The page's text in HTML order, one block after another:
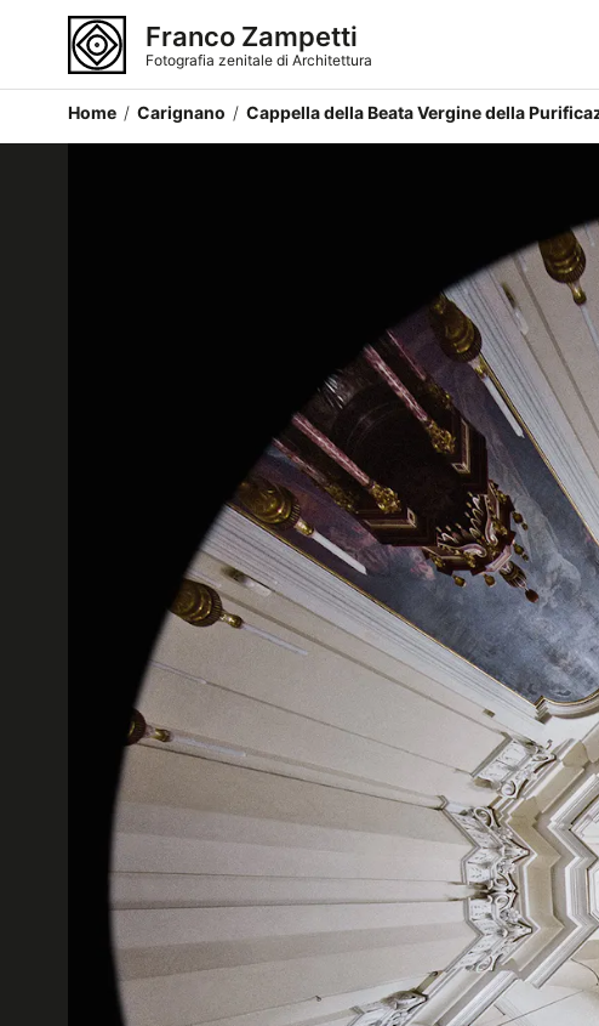
Franco Zampetti
Fotografia zenitale di Architettura
Home / Carignano / Cappella della Beata Vergine della